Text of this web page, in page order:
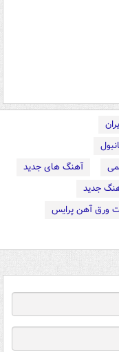
آهنگ های جدید
جدید
ورق آهن پرایس